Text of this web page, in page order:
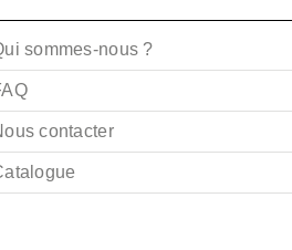
sommes-nous ?
contacter